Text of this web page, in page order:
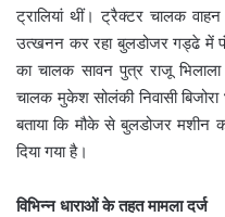
ट्रालियां थीं। ट्रैक्टर चालक
उत्खनन कर रहा बुलडोजर गड्ढे में
का चालक सावन पुत्र राजू
चालक मुकेश सोलंकी निवासी
बताया कि मौके से बुलडोजर मशीन
दिया गया है।
विभिन्न धाराओं के तहत मामला दर्ज